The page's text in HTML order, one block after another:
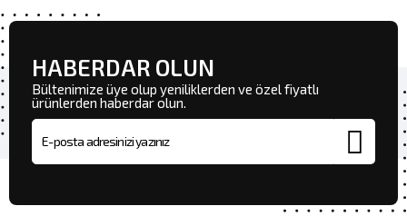
HABERDAR OLUN
Bültenimize üye olup yeniliklerden ve özel fiyatlı
ürünlerden haberdar olun.
E-posta adresi